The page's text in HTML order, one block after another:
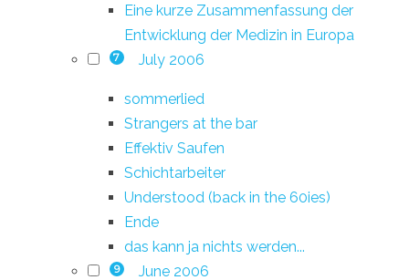
Eine kurze Zusammenfassung der
Entwicklung der Medizin in Europa
7 July 2006
sommerlied
Strangers at the bar
Effektiv Saufen
Schichtarbeiter
Understood (back in the 60ies)
Ende
das kann ja nichts werden...
9 June 2006